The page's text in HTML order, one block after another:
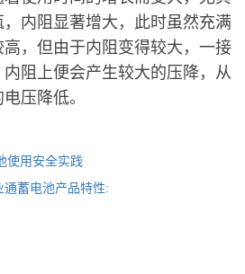
内阻显著增大，此时虽然充满
高，但由于内阻变得较大，一接
阻上便会产生较大的压降，从
压降低。
使用安全实践
通蓄电池产品特性: